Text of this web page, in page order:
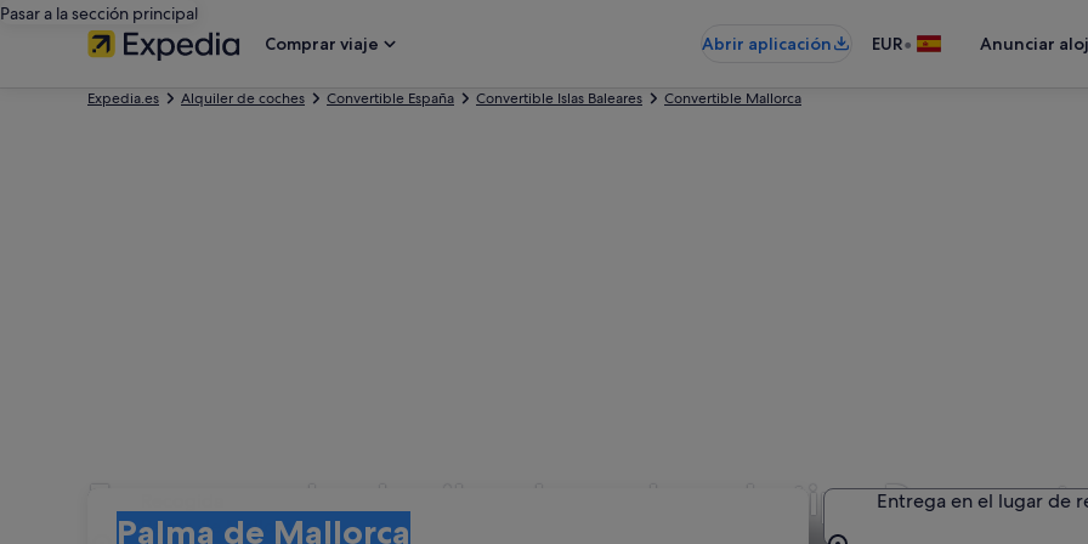
Pasar a la sección principal
Comprar viaje
Abrir aplicación EUR• Anunciar
Expedia.es Alquiler de coches Convertible España Convertible Islas Baleares Convertible Mallorca
Empresas de alquiler de coches de tipo
Palma de Mallorca
Entrega en el lugar de